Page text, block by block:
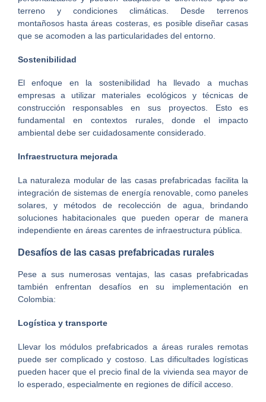
terreno y condiciones climáticas. Desde terrenos
montañosos hasta áreas costeras, es posible diseñar casas
que se acomoden a las particularidades del entorno.
Sostenibilidad
El enfoque en la sostenibilidad ha llevado a muchas
empresas a utilizar materiales ecológicos y técnicas de
construcción responsables en sus proyectos. Esto es
fundamental en contextos rurales, donde el impacto
ambiental debe ser cuidadosamente considerado.
Infraestructura mejorada
La naturaleza modular de las casas prefabricadas facilita la
integración de sistemas de energía renovable, como paneles
solares, y métodos de recolección de agua, brindando
soluciones habitacionales que pueden operar de manera
independiente en áreas carentes de infraestructura pública.
Desafíos de las casas prefabricadas rurales
Pese a sus numerosas ventajas, las casas prefabricadas
también enfrentan desafíos en su implementación en
Colombia:
Logística y transporte
Llevar los módulos prefabricados a áreas rurales remotas
puede ser complicado y costoso. Las dificultades logísticas
pueden hacer que el precio final de la vivienda sea mayor de
lo esperado, especialmente en regiones de difícil acceso.